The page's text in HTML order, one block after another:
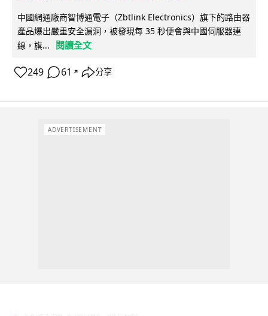
中國網通廠商智博通電子（Zbtlink Electronics）旗下的路由器
產品爆出嚴重安全漏洞，被發現每 35 秒便會與中國伺服器連
線，旗...
閱讀全文
249 61 ↗ 分享
ADVERTISEMENT